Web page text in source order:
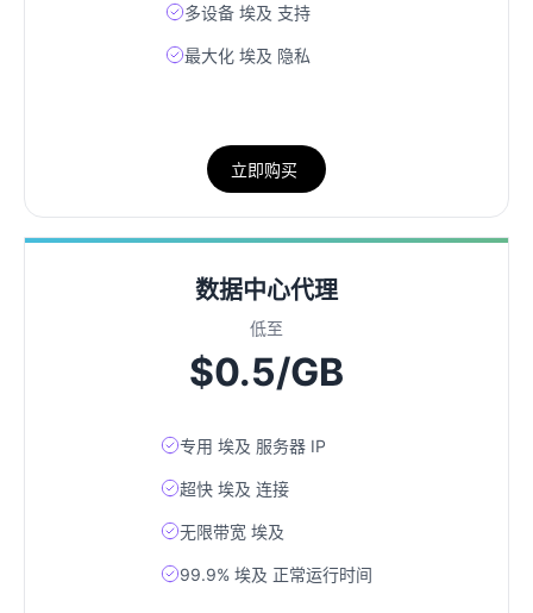
多设备 埃及 支持
最大化 埃及 隐私
立即购买
数据中心代理
低至
$0.5/GB
专用 埃及 服务器 IP
超快 埃及 连接
无限带宽 埃及
99.9% 埃及 正常运行时间